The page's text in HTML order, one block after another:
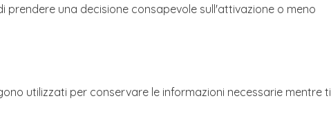
una decisione consapevole sull'attivazione o meno
utilizzati per conservare le informazioni necessarie mentre ti